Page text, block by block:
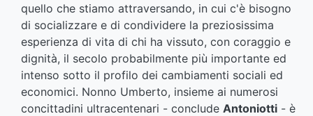
quello che stiamo attraversando, in cui c'è bisogno
di socializzare e di condividere la preziosissima
esperienza di vita di chi ha vissuto, con coraggio e
dignità, il secolo probabilmente più importante ed
intenso sotto il profilo dei cambiamenti sociali ed
economici. Nonno Umberto, insieme ai numerosi
concittadini ultracentenari - conclude Antoniotti - è